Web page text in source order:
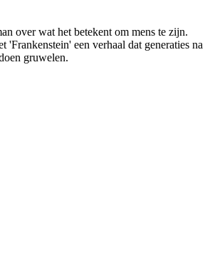
over wat het betekent om mens te zijn.
'Frankenstein' een verhaal dat generaties na
gruwelen.